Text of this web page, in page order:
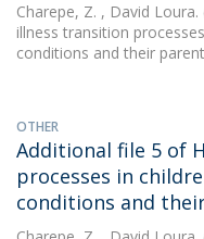
Charepe, Z. , David
illness transition
conditions and their
OTHER
Additional file 5 of
processes in
conditions and